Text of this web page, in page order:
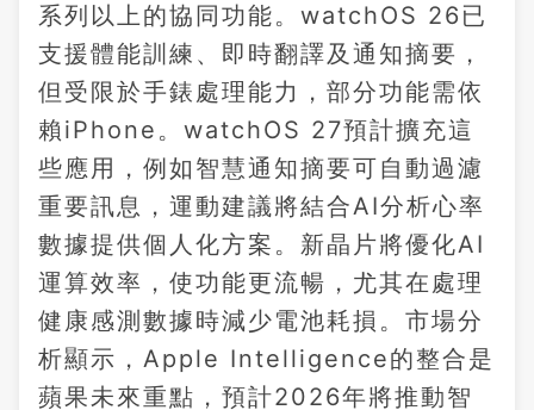
系列以上的協同功能。watchOS 26已
支援體能訓練、即時翻譯及通知摘要，
但受限於手錶處理能力，部分功能需依
賴iPhone。watchOS 27預計擴充這
些應用，例如智慧通知摘要可自動過濾
重要訊息，運動建議將結合AI分析心率
數據提供個人化方案。新晶片將優化AI
運算效率，使功能更流暢，尤其在處理
健康感測數據時減少電池耗損。市場分
析顯示，Apple Intelligence的整合是
蘋果未來重點，預計2026年將推動智